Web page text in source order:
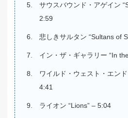
サウスバウンド・アゲイン
2:59
悲しきサルタン “Sultans of
イン・ザ・ギャラリー “In
ワイルド・ウェスト・エン
4:41
ライオン “Lions” – 5:04